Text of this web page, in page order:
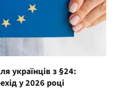
українців з §24:
у 2026 році